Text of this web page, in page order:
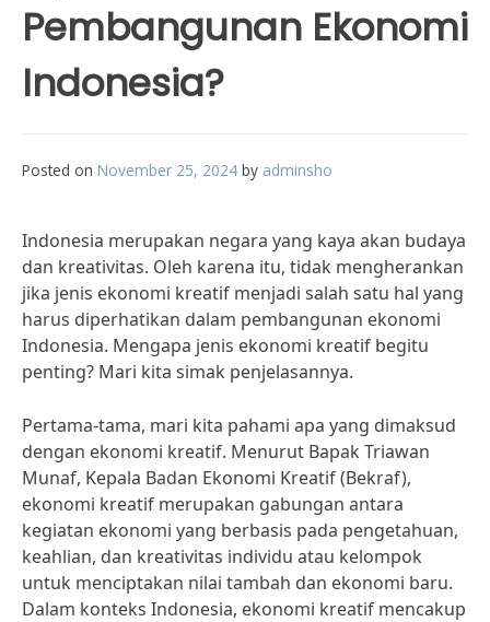
Pembangunan Ekonomi
Indonesia?
Posted on November 25, 2024 by adminsho
Indonesia merupakan negara yang kaya akan budaya
dan kreativitas. Oleh karena itu, tidak mengherankan
jika jenis ekonomi kreatif menjadi salah satu hal yang
harus diperhatikan dalam pembangunan ekonomi
Indonesia. Mengapa jenis ekonomi kreatif begitu
penting? Mari kita simak penjelasannya.
Pertama-tama, mari kita pahami apa yang dimaksud
dengan ekonomi kreatif. Menurut Bapak Triawan
Munaf, Kepala Badan Ekonomi Kreatif (Bekraf),
ekonomi kreatif merupakan gabungan antara
kegiatan ekonomi yang berbasis pada pengetahuan,
keahlian, dan kreativitas individu atau kelompok
untuk menciptakan nilai tambah dan ekonomi baru.
Dalam konteks Indonesia, ekonomi kreatif mencakup